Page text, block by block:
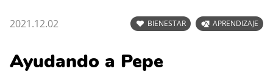
2021.12.02 BIENESTAR APRENDIZAJE
Ayudando a Pepe